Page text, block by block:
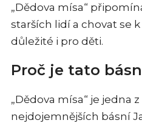
„Dědova mísa“
starších lidí a chovat se
důležité i pro děti.
Proč je tato
„Dědova mísa“ je jedna
nejdojemnějších básní